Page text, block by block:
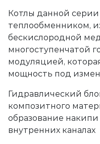
Котлы данной
теплообменником,
бескислородной
многоступенчатой
модуляцией,
мощность под
Гидравлический
композитного
образование
внутренних каналах